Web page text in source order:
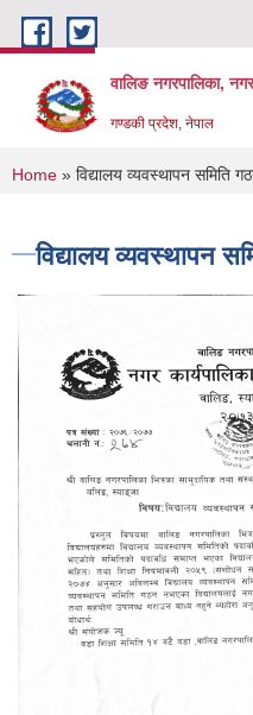
Skip to main content
वालिङ नगरपालिका, नगर
गण्डकी प्रदेश, नेपाल
You are here
Home » विद्यालय व्यवस्थापन समिति
विद्यालय व्यवस्थापन